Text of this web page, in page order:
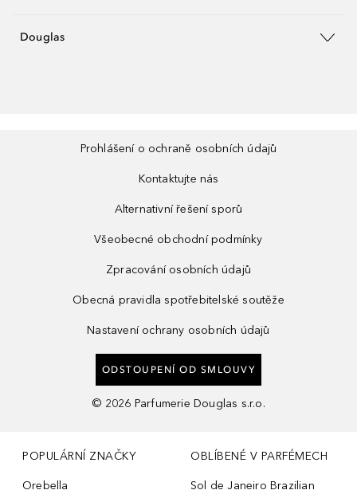
Douglas
Prohlášení o ochraně osobních údajů
Kontaktujte nás
Alternativní řešení sporů
Všeobecné obchodní podmínky
Zpracování osobních údajů
Obecná pravidla spotřebitelské soutěže
Nastavení ochrany osobních údajů
ODSTOUPENÍ OD SMLOUVY
© 2026 Parfumerie Douglas s.r.o.
POPULÁRNÍ ZNAČKY
Orebella
OBLÍBENÉ V PARFÉMECH
Sol de Janeiro Brazilian